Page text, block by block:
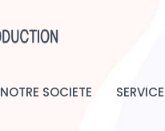
NOTRE SOCIETE